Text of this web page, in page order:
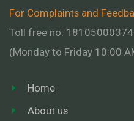
For Complaints and
Toll free no: 18105000374
(Monday to Friday 10:00
Home
About us